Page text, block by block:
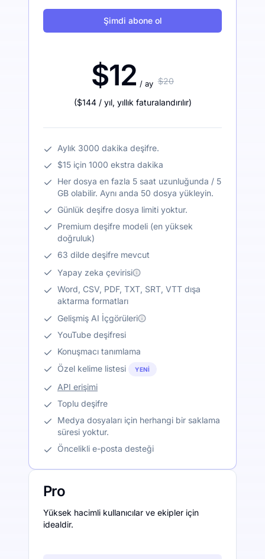
Şimdi abone ol
$12 / ay $20
($144 / yıl, yıllık faturalandırılır)
Aylık 3000 dakika deşifre.
$15 için 1000 ekstra dakika
Her dosya en fazla 5 saat uzunluğunda / 5
GB olabilir. Aynı anda 50 dosya yükleyin.
Günlük deşifre dosya limiti yoktur.
Premium deşifre modeli (en yüksek
doğruluk)
63 dilde deşifre mevcut
Yapay zeka çevirisi
Word, CSV, PDF, TXT, SRT, VTT dışa
aktarma formatları
Gelişmiş AI İçgörüleri
YouTube deşifresi
Konuşmacı tanımlama
Özel kelime listesi
YENI
API erişimi
Toplu deşifre
Medya dosyaları için herhangi bir saklama
süresi yoktur.
Öncelikli e-posta desteği
Pro
Yüksek hacimli kullanıcılar ve ekipler için
idealdir.